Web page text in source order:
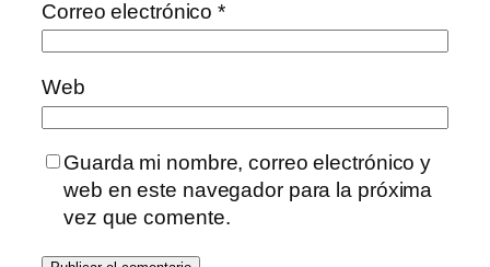
Correo electrónico*
Web
Guarda mi nombre, correo electrónico y
web en este navegador para la próxima
vez que comente.